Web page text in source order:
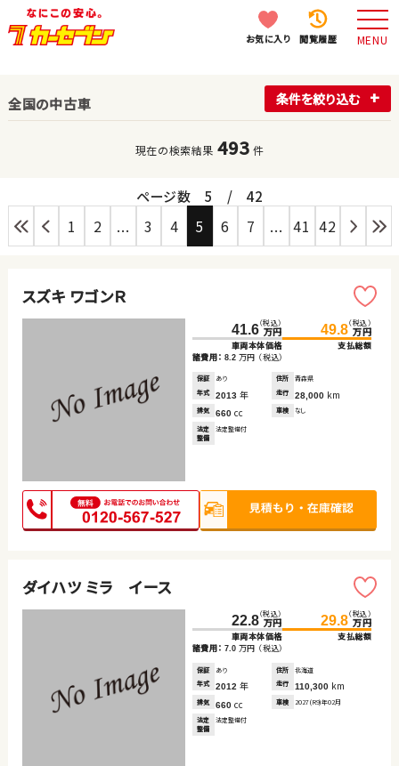
お気に入り 閲覧履歴 MENU
全国の中古車 条件を絞り込む
現在の検索結果 493 件
ページ数 5 / 42
1 2 ... 3 4 5 6 7 ... 41 42
スズキ ワゴンＲ
41.6（税込）
万円
車両本体価格
49.8（税込）
万円
支払総額
諸費用： 8.2 万円 （税込）
保証 あり 住所
青森県
年式
2013 年 走行 28,000 km
排気 660 cc 車検 なし
法定
整備
法定整備付
ダイハツ ミラ イース
22.8（税込）
万円
車両本体価格
29.8（税込）
万円
支払総額
諸費用： 7.0 万円 （税込）
保証 あり 住所
北海道
年式
2012 年 走行 110,300 km
排気 660 cc 車検 2027(R9)年02月
法定
整備
法定整備付